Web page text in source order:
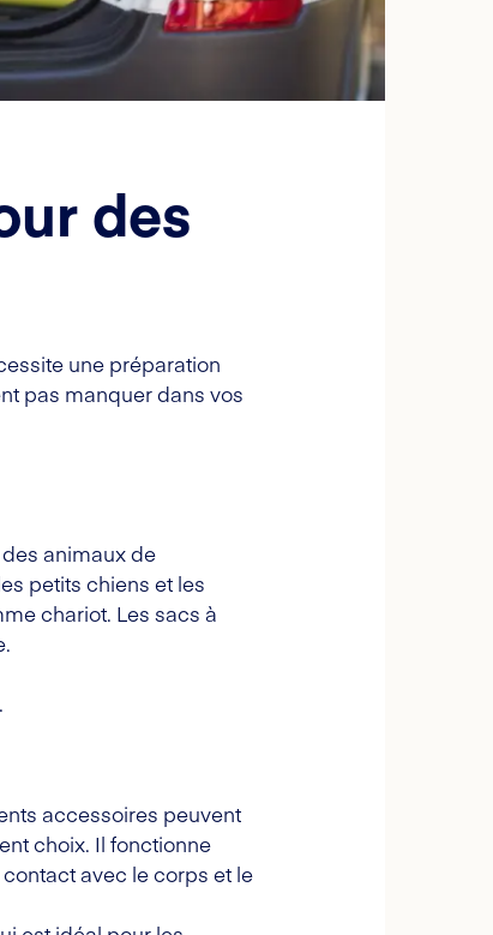
des
une préparation
pas manquer dans vos
animaux de
petits chiens et les
chariot. Les sacs à
accessoires peuvent
choix. Il fonctionne
avec le corps et le